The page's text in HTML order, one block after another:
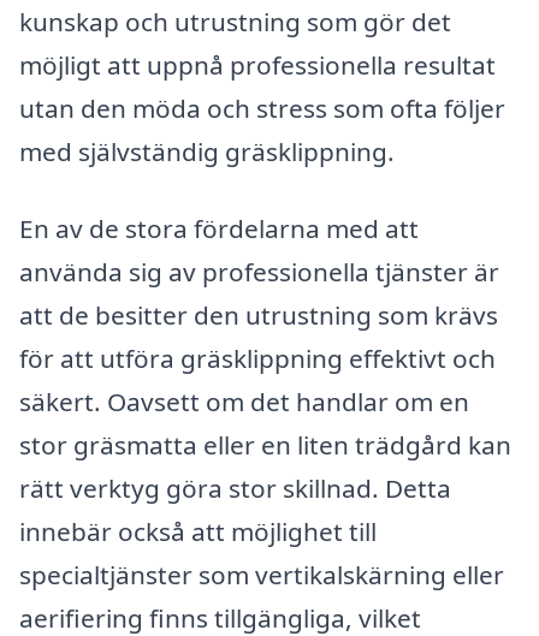
kunskap och utrustning som gör det
möjligt att uppnå professionella resultat
utan den möda och stress som ofta följer
med självständig gräsklippning.
En av de stora fördelarna med att
använda sig av professionella tjänster är
att de besitter den utrustning som krävs
för att utföra gräsklippning effektivt och
säkert. Oavsett om det handlar om en
stor gräsmatta eller en liten trädgård kan
rätt verktyg göra stor skillnad. Detta
innebär också att möjlighet till
specialtjänster som vertikalskärning eller
aerifiering finns tillgängliga, vilket